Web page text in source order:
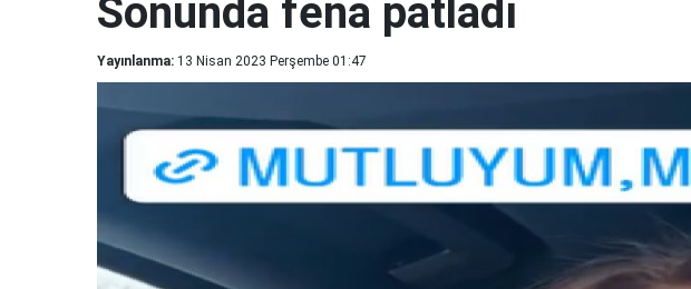
Sonunda fena patladı
Yayınlanma: 13 Nisan 2023 Perşembe 01:47